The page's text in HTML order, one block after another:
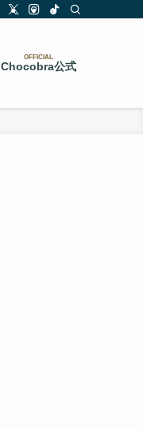
OFFICIAL
Chocobra公式